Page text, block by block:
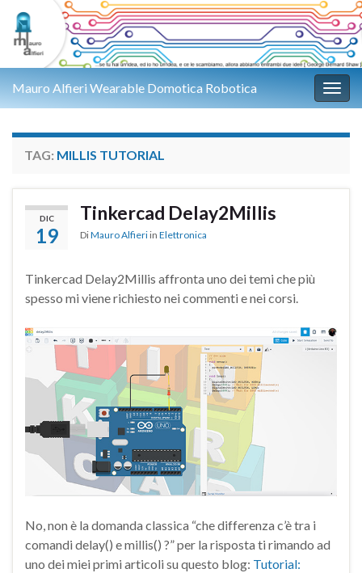
Mauro Alfieri Wearable Domotica Robotica
TAG: MILLIS TUTORIAL
DIC
19
Tinkercad Delay2Millis
DiMauro Alfieri in Elettronica
Tinkercad Delay2Millis affronta uno dei temi che più
spesso mi viene richiesto nei commenti e nei corsi.
No, non è la domanda classica “che differenza c’è tra i
comandi delay() e millis() ?” per la risposta ti rimando ad
uno dei miei primi articoli su questo blog: Tutorial: